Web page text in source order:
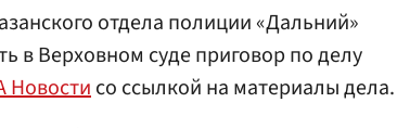
отдела полиции «Дальний»
в Верховном суде приговор по делу
Новостисо ссылкой на материалы дела.